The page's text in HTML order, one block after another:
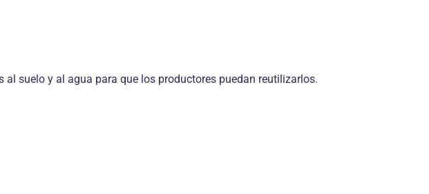
suelo y al agua para que los productores puedan reutilizarlos.